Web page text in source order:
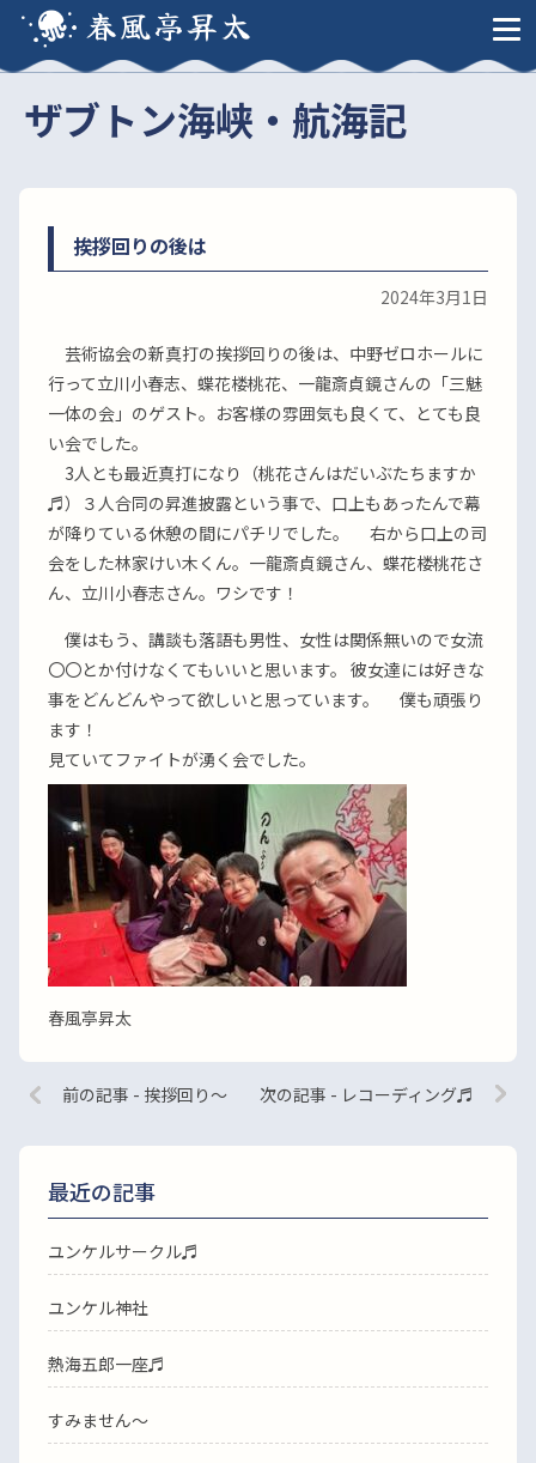
春風亭昇太
ザブトン海峡・航海記
挨拶回りの後は
2024年3月1日
芸術協会の新真打の挨拶回りの後は、中野ゼロホールに
行って立川小春志、蝶花楼桃花、一龍斎貞鏡さんの「三魅
一体の会」のゲスト。お客様の雰囲気も良くて、とても良
い会でした。
3人とも最近真打になり（桃花さんはだいぶたちますか
♬）３人合同の昇進披露という事で、口上もあったんで幕
が降りている休憩の間にパチリでした。 右から口上の司
会をした林家けい木くん。一龍斎貞鏡さん、蝶花楼桃花さ
ん、立川小春志さん。ワシです！
僕はもう、講談も落語も男性、女性は関係無いので女流
〇〇とか付けなくてもいいと思います。 彼女達には好きな
事をどんどんやって欲しいと思っています。 僕も頑張り
ます！
見ていてファイトが湧く会でした。
春風亭昇太
前の記事 - 挨拶回り〜 次の記事 - レコーディング♬
最近の記事
ユンケルサークル♬
ユンケル神社
熱海五郎一座♬
すみません〜